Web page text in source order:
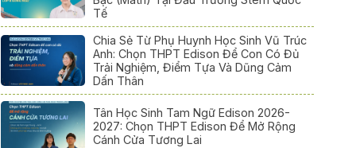
Tế
Chia Sẻ Từ Phụ Huynh Học Sinh Vũ Trúc
Anh: Chọn THPT Edison Để Con Có Đủ
Trải Nghiệm, Điểm Tựa Và Dũng Cảm
Dấn Thân
Tân Học Sinh Tam Ngữ Edison 2026-
2027: Chọn THPT Edison Để Mở Rộng
Cánh Cửa Tương Lai